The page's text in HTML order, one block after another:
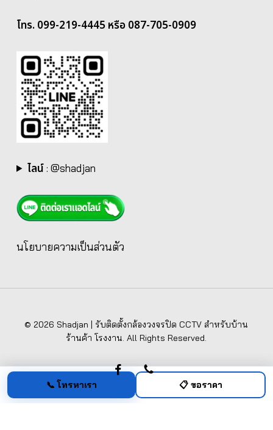
โทร. 099-219-4445 หรือ 087-705-0909
ไลน์: @shadjan
นโยบายความเป็นส่วนตัว
📞 โทรหาเรา 📋 ขอราคา
© 2026 Shadjan | รับติดตั้งกล้องวงจรปิด CCTV สำหรับบ้าน
ร้านค้า โรงงาน. All Rights Reserved.
facebookphone